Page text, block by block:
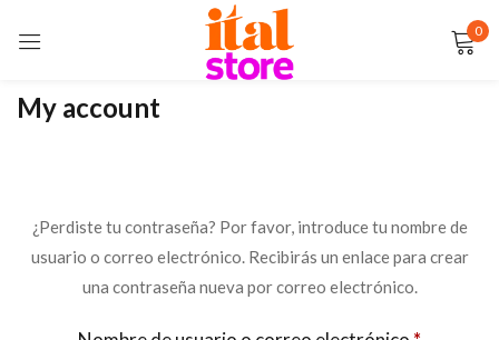
0
My account
¿Perdiste tu contraseña? Por favor, introduce tu nombre de
usuario o correo electrónico. Recibirás un enlace para crear
una contraseña nueva por correo electrónico.
Sign in
LOG IN
CREATE AN ACCOUNT